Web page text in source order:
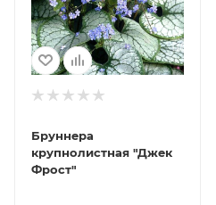
Бруннера
крупнолистная "Джек
Фрост"